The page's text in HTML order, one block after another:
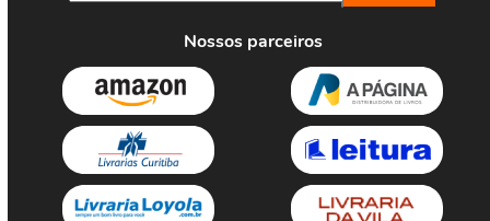
Nossos parceiros